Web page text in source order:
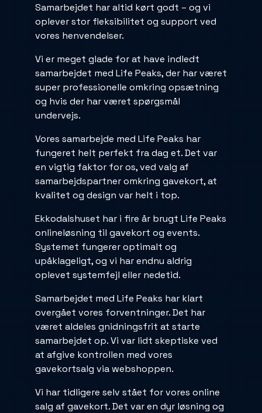
Samarbejdet har altid kørt godt – og vi
oplever stor fleksibilitet og support ved
vores henvendelser.
Vi er meget glade for at have indledt
samarbejdet med Life Peaks, der har været
super professionelle omkring opsætning
og hvis der har været spørgsmål
undervejs.
Vores samarbejde med Life Peaks har
fungeret helt perfekt fra dag et. Det var
en vigtig faktor for os, ved valg af
samarbejdspartner omkring gavekort, at
kvalitet og design var helt i top.
Ekkodalshuset har i fire år brugt Life Peaks
onlineløsning til gavekort og events.
Systemet fungerer optimalt og
upåklageligt, og vi har endnu aldrig
oplevet systemfejl eller nedetid.
Samarbejdet med Life Peaks har klart
overgået vores forventninger. Det har
været aldeles gnidningsfrit at starte
samarbejdet op. Vi var lidt skeptiske ved
at afgive kontrollen med vores
gavekortsalg via webshoppen.
Vi har tidligere selv stået for vores online
salg af gavekort. Det var en dyr løsning og